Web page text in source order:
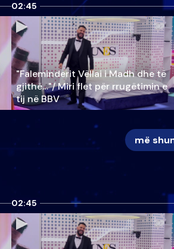
02:45
"Faleminderit Vëllai i Madh dhe të
gjithë…"/ Miri flet për rrugëtimin e
tij në BBV
më
02:45